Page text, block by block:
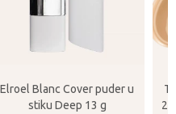
Elroel Blanc Cover puder u
stiku Deep 13 g